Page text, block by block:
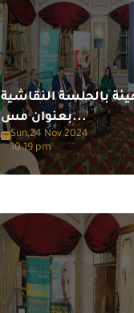
بالحلسة النقاشية
بعنوان مس...
Sun,24 Nov 2024
10:19 pm